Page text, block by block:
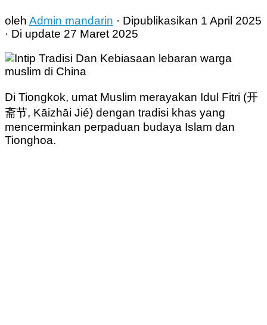
oleh Admin mandarin · Dipublikasikan 1 April 2025
· Di update 27 Maret 2025
Di Tiongkok, umat Muslim merayakan Idul Fitri (开
斋节, Kāizhāi Jié) dengan tradisi khas yang
mencerminkan perpaduan budaya Islam dan
Tionghoa.